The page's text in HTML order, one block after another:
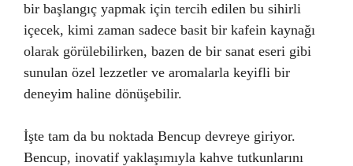
bir başlangıç yapmak için tercih edilen bu sihirli
içecek, kimi zaman sadece basit bir kafein kaynağı
olarak görülebilirken, bazen de bir sanat eseri gibi
sunulan özel lezzetler ve aromalarla keyifli bir
deneyim haline dönüşebilir.
İşte tam da bu noktada Bencup devreye giriyor.
Bencup, inovatif yaklaşımıyla kahve tutkunlarını